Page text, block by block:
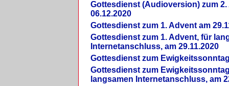
Gottesdienst (Audioversion) zum 2.
06.12.2020
Gottesdienst zum 1. Advent am
Gottesdienst zum 1. Advent, für
Internetanschluss, am 29.11.2020
Gottesdienst zum
Gottesdienst zum
langsamen Internetanschluss, am